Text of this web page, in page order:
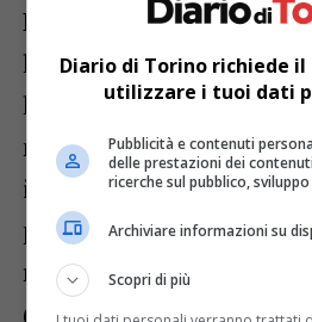
Passando all’esame di
l’
83,3%dei piemontesi
l’esame. Tuttavia, a
maggiori associazioni di
individuato le principali
portano alla bocciatura.
rappresentano il
(
52%), seguiti dalle
Diario di Torino richiede il
utilizzare i tuoi dati
Pubblicità e contenuti
delle prestazioni dei
ricerche sul pubblico,
Archiviare informazioni su
Scopri di più